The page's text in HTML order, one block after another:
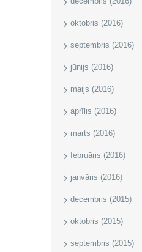
oktobris (2016)
septembris (2016)
jūnijs (2016)
maijs (2016)
aprīlis (2016)
marts (2016)
februāris (2016)
janvāris (2016)
decembris (2015)
oktobris (2015)
septembris (2015)